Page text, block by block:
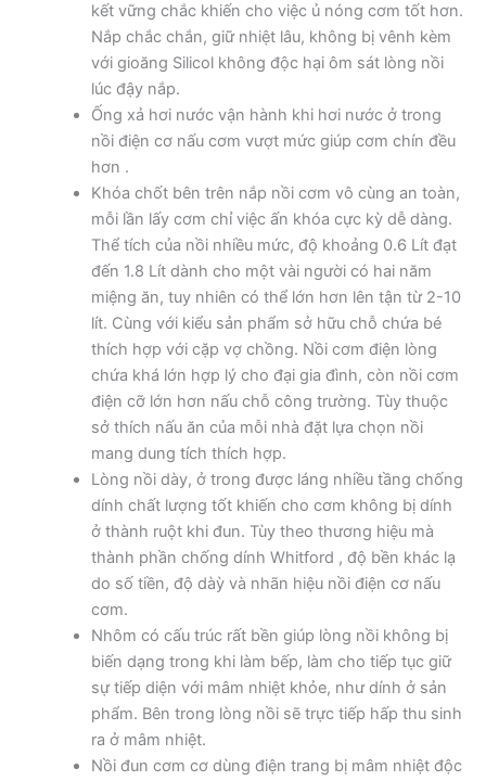
kết vững chắc khiến cho việc ủ nóng cơm tốt hơn.
Nắp chắc chắn, giữ nhiệt lâu, không bị vênh kèm
với gioăng Silicol không độc hại ôm sát lòng nồi
lúc đậy nắp.
Ống xả hơi nước vận hành khi hơi nước ở trong
nồi điện cơ nấu cơm vượt mức giúp cơm chín đều
hơn .
Khóa chốt bên trên nắp nồi cơm vô cùng an toàn,
mỗi lần lấy cơm chỉ việc ấn khóa cực kỳ dễ dàng.
Thể tích của nồi nhiều mức, độ khoảng 0.6 Lít đạt
đến 1.8 Lít dành cho một vài người có hai năm
miệng ăn, tuy nhiên có thể lớn hơn lên tận từ 2-10
lít. Cùng với kiểu sản phẩm sở hữu chỗ chứa bé
thích hợp với cặp vợ chồng. Nồi cơm điện lòng
chứa khá lớn hợp lý cho đại gia đình, còn nồi cơm
điện cỡ lớn hơn nấu chỗ công trường. Tùy thuộc
sở thích nấu ăn của mỗi nhà đặt lựa chọn nồi
mang dung tích thích hợp.
Lòng nồi dày, ở trong được láng nhiều tầng chống
dính chất lượng tốt khiến cho cơm không bị dính
ở thành ruột khi đun. Tùy theo thương hiệu mà
thành phần chống dính Whitford , độ bền khác lạ
do số tiền, độ dàỳ và nhãn hiệu nồi điện cơ nấu
cơm.
Nhôm có cấu trúc rất bền giúp lòng nồi không bị
biến dạng trong khi làm bếp, làm cho tiếp tục giữ
sự tiếp diện với mâm nhiệt khỏe, như dính ở sản
phẩm. Bên trong lòng nồi sẽ trực tiếp hấp thu sinh
ra ở mâm nhiệt.
Nồi đun cơm cơ dùng điện trang bị mâm nhiệt độc